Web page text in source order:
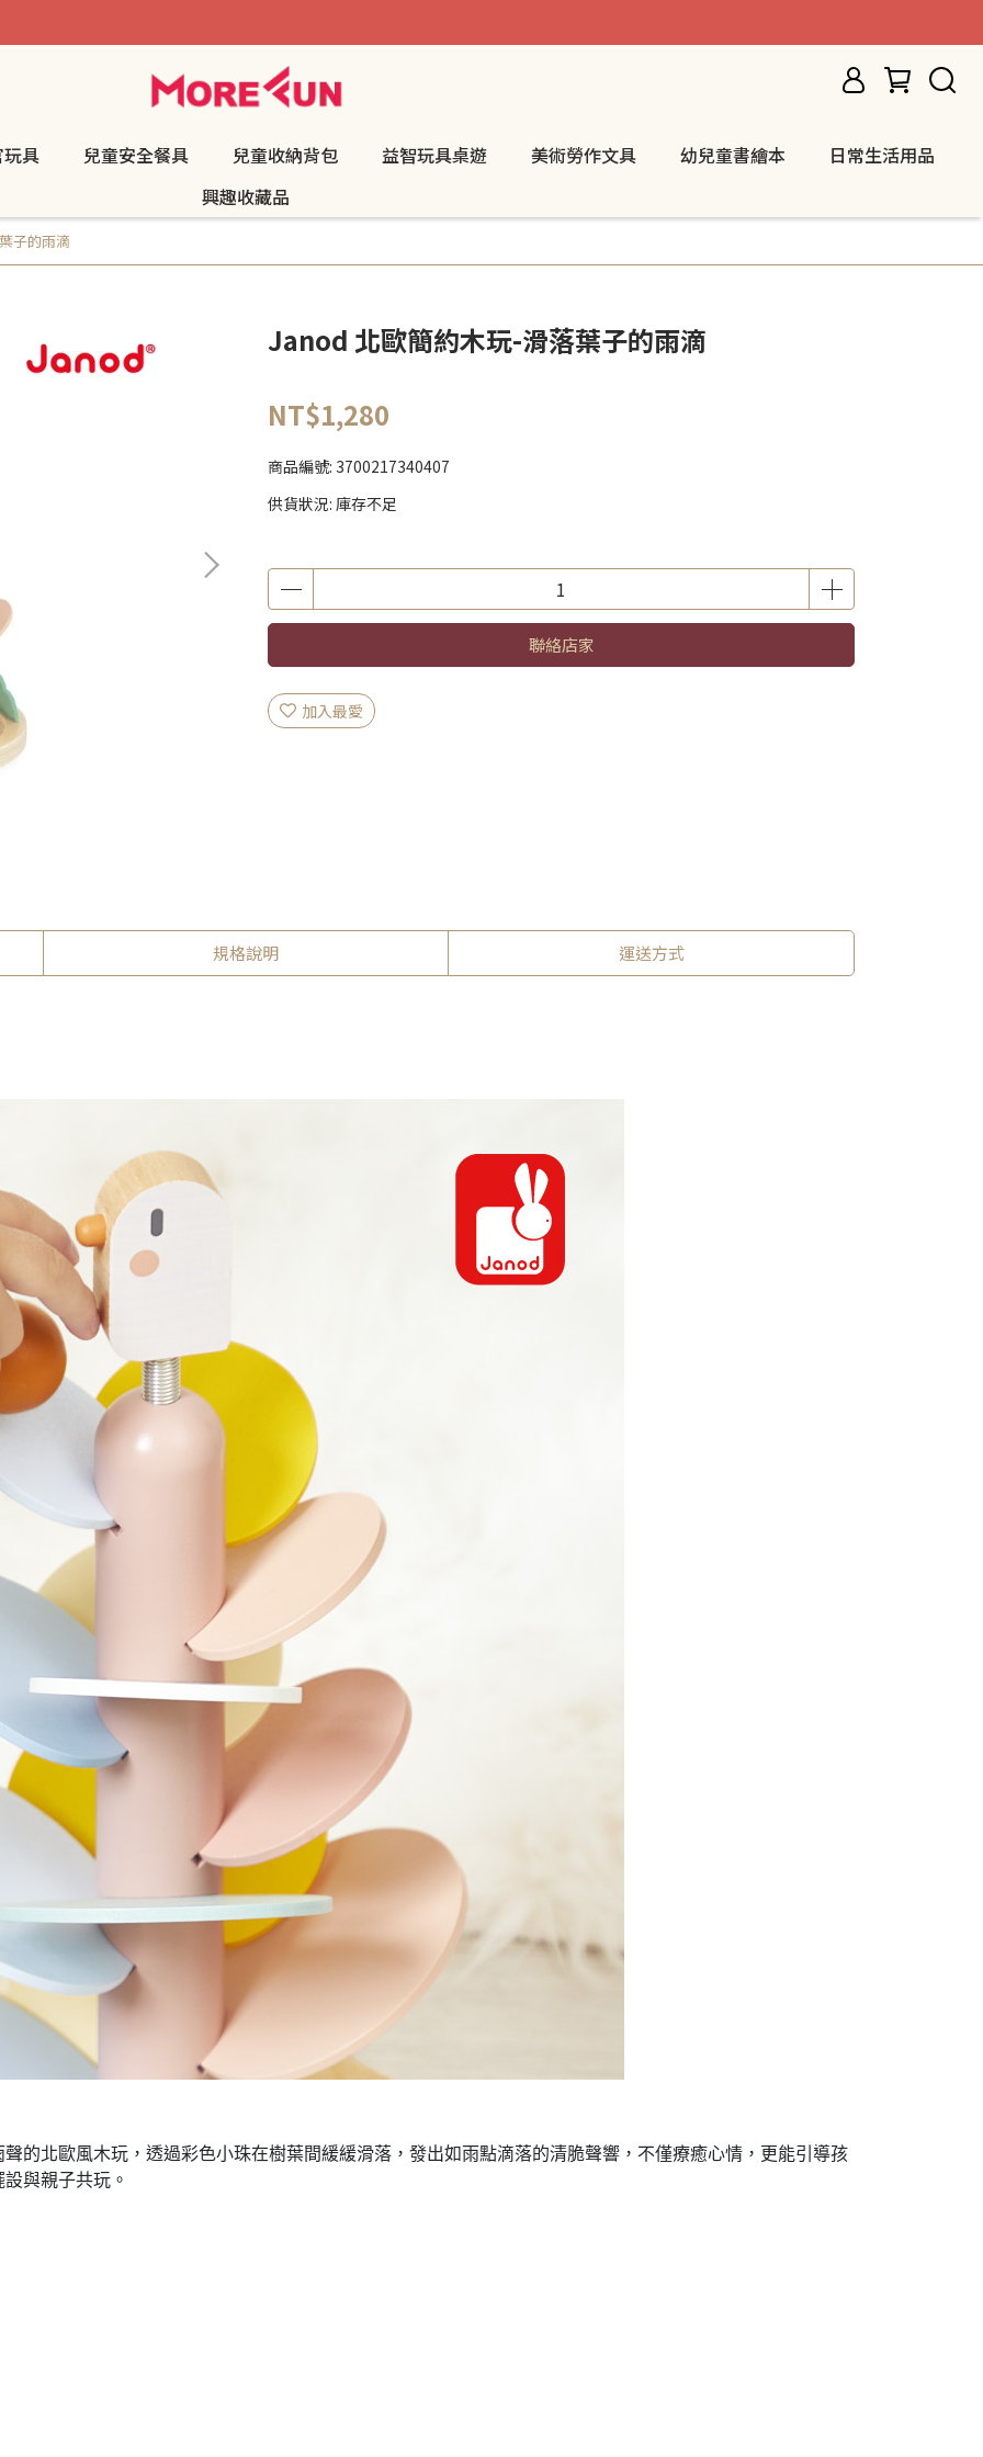
具 兒童安全餐具 兒童收納背包 益智玩具桌遊 美術勞作文具 幼兒童書繪本
日常生活用品
興趣收藏品
子的雨滴
Janod 北歐簡約木玩-滑落葉子的雨滴
NT$1,280
商品編號: 3700217340407
供貨狀況: 庫存不足
聯絡店家
加入最愛
規格說明 運送方式
的北歐風木玩，透過彩色小珠在樹葉間緩緩滑落，發出如雨點滴落的清脆聲響，不僅療癒心情，更能引導孩
與親子共玩。